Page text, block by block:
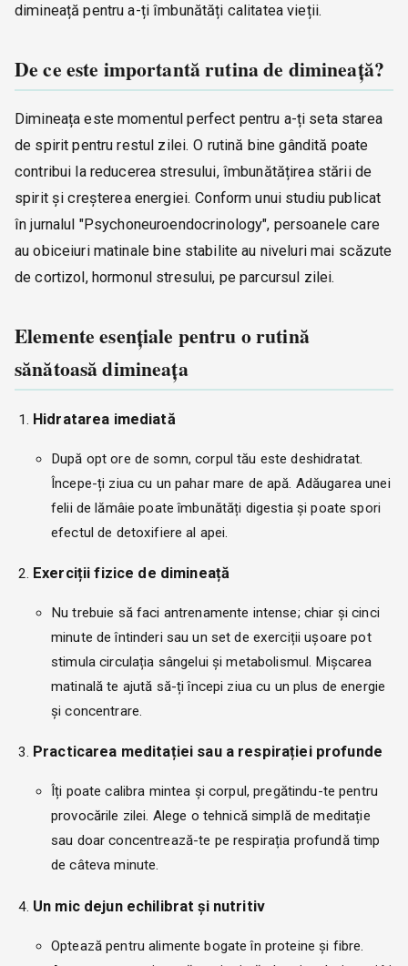
dimineață pentru a-ți îmbunătăți calitatea vieții.
De ce este importantă rutina de dimineață?
Dimineața este momentul perfect pentru a-ți seta starea
de spirit pentru restul zilei. O rutină bine gândită poate
contribui la reducerea stresului, îmbunătățirea stării de
spirit și creșterea energiei. Conform unui studiu publicat
în jurnalul "Psychoneuroendocrinology", persoanele care
au obiceiuri matinale bine stabilite au niveluri mai scăzute
de cortizol, hormonul stresului, pe parcursul zilei.
Elemente esențiale pentru o rutină
sănătoasă dimineața
Hidratarea imediată
După opt ore de somn, corpul tău este deshidratat.
Începe-ți ziua cu un pahar mare de apă. Adăugarea unei
felii de lămâie poate îmbunătăți digestia și poate spori
efectul de detoxifiere al apei.
Exerciții fizice de dimineață
Nu trebuie să faci antrenamente intense; chiar și cinci
minute de întinderi sau un set de exerciții ușoare pot
stimula circulația sângelui și metabolismul. Mișcarea
matinală te ajută să-ți începi ziua cu un plus de energie
și concentrare.
Practicarea meditației sau a respirației profunde
Îți poate calibra mintea și corpul, pregătindu-te pentru
provocările zilei. Alege o tehnică simplă de meditație
sau doar concentrează-te pe respirația profundă timp
de câteva minute.
Un mic dejun echilibrat și nutritiv
Optează pentru alimente bogate în proteine și fibre.